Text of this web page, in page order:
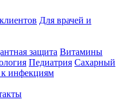
Для врачей и
защита Витамины
Педиатрия Сахарный
к инфекциям